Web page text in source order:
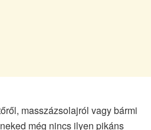
masszázsolajról vagy bármi
még nincs ilyen pikáns